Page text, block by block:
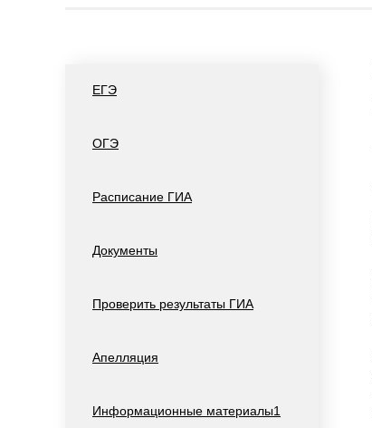
ЕГЭ
ОГЭ
Расписание ГИА
Документы
Проверить результаты ГИА
Апелляция
Информационные материалы1